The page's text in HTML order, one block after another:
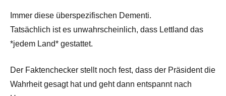
Immer diese überspezifischen Dementi.
Tatsächlich ist es unwahrscheinlich, dass Lettland das
*jedem Land* gestattet.
Der Faktenchecker stellt noch fest, dass der Präsident die
Wahrheit gesagt hat und geht dann entspannt nach